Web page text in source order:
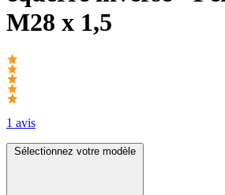
M28 x 1,5
1 avis
Sélectionnez votre modèle